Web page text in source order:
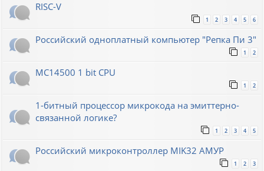
RISC-V
1 2 3 4 5 6
Российский одноплатный компьютер "Репка Пи 3"
1 2
MC14500 1 bit CPU
1 2
1-битный процессор микрокода на эмиттерно-
связанной логике?
1 2 3 4 5
Российский микроконтроллер MIK32 АМУР
1 2 3